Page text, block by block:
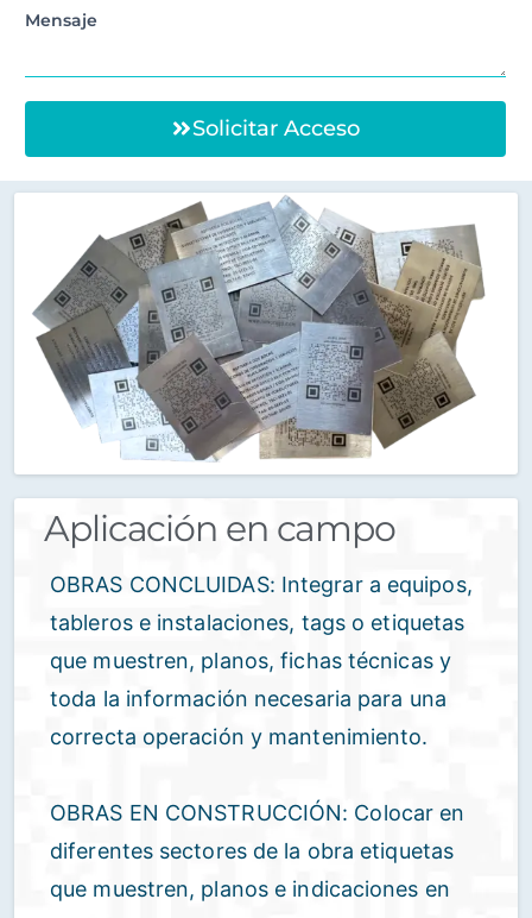
Mensaje
Solicitar Acceso
Aplicación en campo
OBRAS CONCLUIDAS: Integrar a equipos,
tableros e instalaciones, tags o etiquetas
que muestren, planos, fichas técnicas y
toda la información necesaria para una
correcta operación y mantenimiento.
OBRAS EN CONSTRUCCIÓN: Colocar en
diferentes sectores de la obra etiquetas
que muestren, planos e indicaciones en